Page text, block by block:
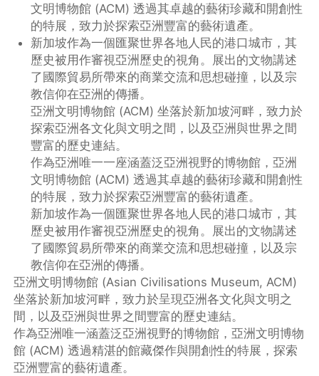
文明博物館 (ACM) 透過其卓越的藝術珍藏和開創性
的特展，致力於探索亞洲豐富的藝術遺產。
新加坡作為一個匯聚世界各地人民的港口城市，其
歷史被用作審視亞洲歷史的視角。展出的文物講述
了國際貿易所帶來的商業交流和思想碰撞，以及宗
教信仰在亞洲的傳播。
亞洲文明博物館 (ACM) 坐落於新加坡河畔，致力於
探索亞洲各文化與文明之間，以及亞洲與世界之間
豐富的歷史連結。
作為亞洲唯一一座涵蓋泛亞洲視野的博物館，亞洲
文明博物館 (ACM) 透過其卓越的藝術珍藏和開創性
的特展，致力於探索亞洲豐富的藝術遺產。
新加坡作為一個匯聚世界各地人民的港口城市，其
歷史被用作審視亞洲歷史的視角。展出的文物講述
了國際貿易所帶來的商業交流和思想碰撞，以及宗
教信仰在亞洲的傳播。
亞洲文明博物館 (Asian Civilisations Museum, ACM)
坐落於新加坡河畔，致力於呈現亞洲各文化與文明之
間，以及亞洲與世界之間豐富的歷史連結。
作為亞洲唯一涵蓋泛亞洲視野的博物館，亞洲文明博物
館 (ACM) 透過精湛的館藏傑作與開創性的特展，探索
亞洲豐富的藝術遺產。